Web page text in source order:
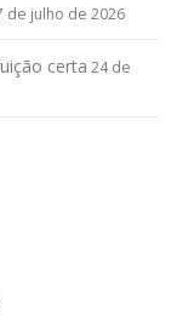
de julho de 2026
certa 24 de